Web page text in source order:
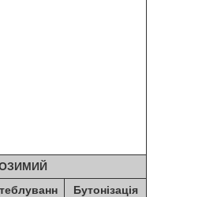
ОЗИМИЙ
Бутонізація